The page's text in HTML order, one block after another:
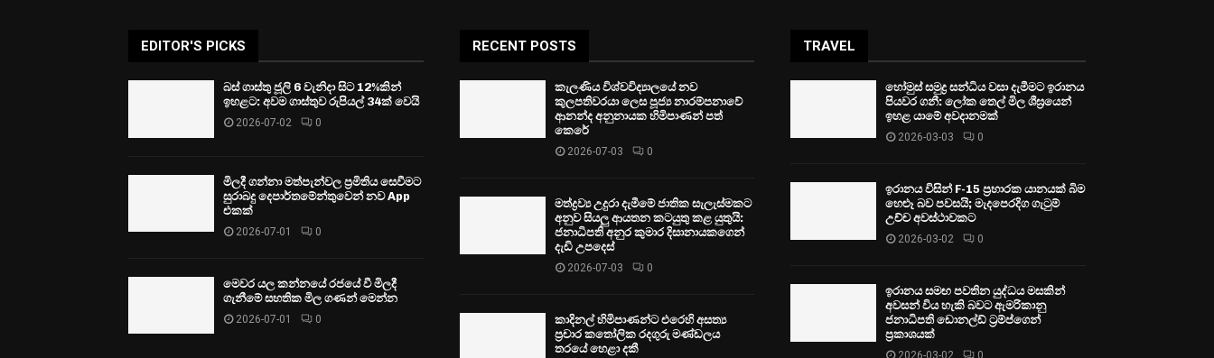
EDITOR'S PICKS
බස් ගාස්තු ජූලි 6 වැනිදා සිට 12%කින්
ඉහළට: අවම ගාස්තුව රුපියල් 34ක් වෙයි
2026-07-02 0
මිලදී ගන්නා මත්පැන්වල ප්‍රමිතිය සෙවීමට
සුරාබදු දෙපාර්තමේන්තුවෙන් නව App
එකක්
2026-07-01 0
මෙවර යල කන්නයේ රජයේ වී මිලදී
ගැනීමේ සහතික මිල ගණන් මෙන්න
2026-07-01 0
RECENT POSTS
කැලණිය විශ්වවිද්‍යාලයේ නව
කුලපතිවරයා ලෙස පූජ්‍ය නාරම්පනාවේ
ආනන්ද අනුනායක හිමිපාණන් පත්
කෙරේ
2026-07-03 0
මත්ද්‍රව්‍ය උදුරා දැමීමේ ජාතික සැලැස්මකට
අනුව සියලු ආයතන කටයුතු කළ යුතුයි:
ජනාධිපති අනුර කුමාර දිසානායකගෙන්
දැඩි උපදෙස්
2026-07-03 0
කාදිනල් හිමිපාණන්ට එරෙහි අසත්‍ය
ප්‍රචාර කතෝලික රදගුරු මණ්ඩලය
තරයේ හෙළා දකී
TRAVEL
හෝමුස් සමුද්‍ර සන්ධිය වසා දැමීමට ඉරානය
පියවර ගනී: ලෝක තෙල් මිල ශීඝ්‍රයෙන්
ඉහළ යාමේ අවදානමක්
2026-03-03 0
ඉරානය විසින් F-15 ප්‍රහාරක යානයක් බිම
හෙළූ බව පවසයි; මැදපෙරදිග ගැටුම්
උච්ච අවස්ථාවකට
2026-03-02 0
ඉරානය සමඟ පවතින යුද්ධය මසකින්
අවසන් විය හැකි බවට ඇමරිකානු
ජනාධිපති ඩොනල්ඩ් ට්‍රම්ප්ගෙන්
ප්‍රකාශයක්